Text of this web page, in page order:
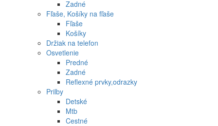
Zadné
Fľaše, Košíky na fľaše
Fľaše
Košíky
Držiak na telefon
Osvetlenie
Predné
Zadné
Reflexné prvky,odrazky
Prilby
Detské
Mtb
Cestné